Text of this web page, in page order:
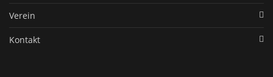
Verein
Kontakt